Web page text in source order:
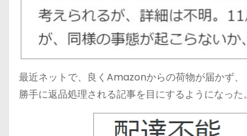
最近ネットで、良くAmazonからの荷物が届かず、
勝手に返品処理される記事を目にするようになった。